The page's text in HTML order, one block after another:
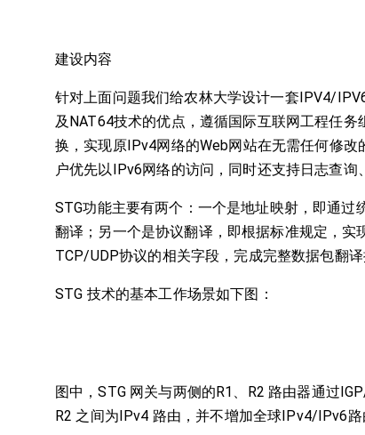
建设内容
针对上面问题我们给农林大学设计一套IPV4/
及NAT64技术的优点，遵循国际互联网工程任
换，实现原IPv4网络的Web网站在无需任何修
户优先以IPv6网络的访问，同时还支持日志查询
STG功能主要有两个：一个是地址映射，即通
翻译；另一个是协议翻译，即根据标准规定，
TCP/UDP协议的相关字段，完成完整数据包翻译
STG 技术的基本工作场景如下图：
图中，STG 网关与两侧的R1、R2 路由器通过
R2 之间为IPv4 路由，并不增加全球IPv4/IPv6路